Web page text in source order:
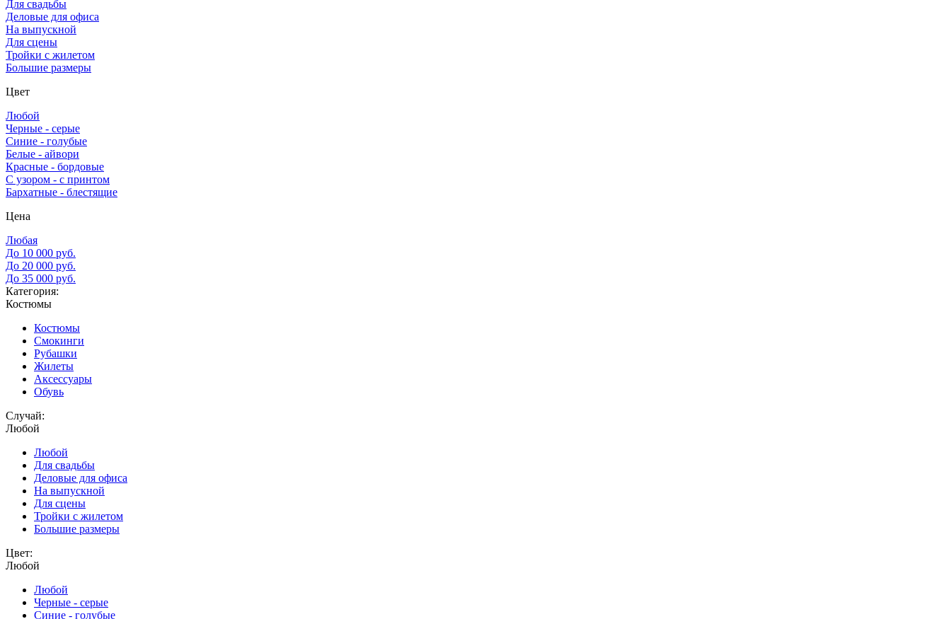
Для свадьбы
Деловые для офиса
На выпускной
Для сцены
Тройки с жилетом
Большие размеры
Цвет
Любой
Черные - серые
Синие - голубые
Белые - айвори
Красные - бордовые
С узором - с принтом
Бархатные - блестящие
Цена
Любая
До 10 000 руб.
До 20 000 руб.
До 35 000 руб.
Категория:
Костюмы
Костюмы
Смокинги
Рубашки
Жилеты
Аксессуары
Обувь
Случай:
Любой
Любой
Для свадьбы
Деловые для офиса
На выпускной
Для сцены
Тройки с жилетом
Большие размеры
Цвет:
Любой
Любой
Черные - серые
Синие - голубые